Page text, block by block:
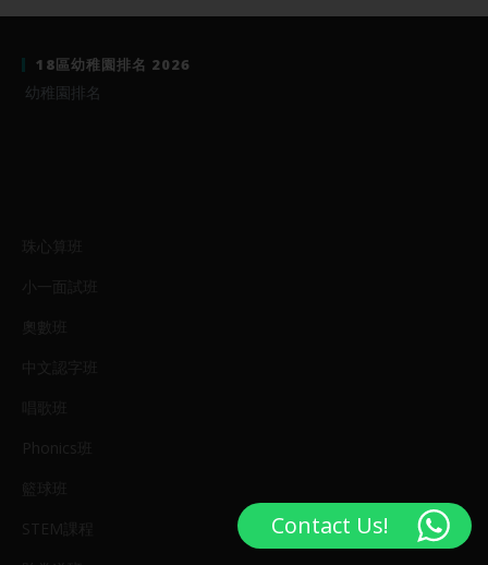
18區幼稚園排名 2026
幼稚園排名
Contact Us!